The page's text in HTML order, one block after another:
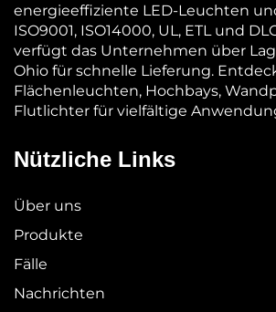
energieeffiziente LED-Leuchten
ISO9001, ISO14000, UL, ETL und
verfügt das Unternehmen über
Ohio für schnelle Lieferung.
Flächenleuchten, Hochbays,
Flutlichter für vielfältige
Nützliche Links
Über uns
Produkte
Fälle
Nachrichten